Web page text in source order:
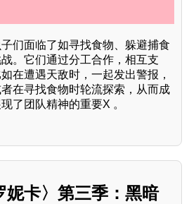
们面临了如寻找食物、躲避捕食
。它们通过分工合作，相互支
在遭遇天敌时，一起发出警报，
在寻找食物时轮流探索，从而成
了团队精神的重要X 。
妮卡〉第三季：黑暗